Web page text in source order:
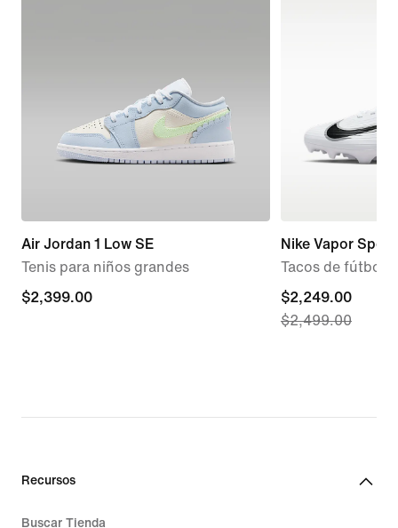
Air Jordan 1 Low SE
Tenis para niños grandes
$2,399.00
$2,399.00
Nike Vapor
Tacos de fútbol
current
price
$2,499.00
$2,249.00
$2,499.00
Recursos
Buscar Tienda